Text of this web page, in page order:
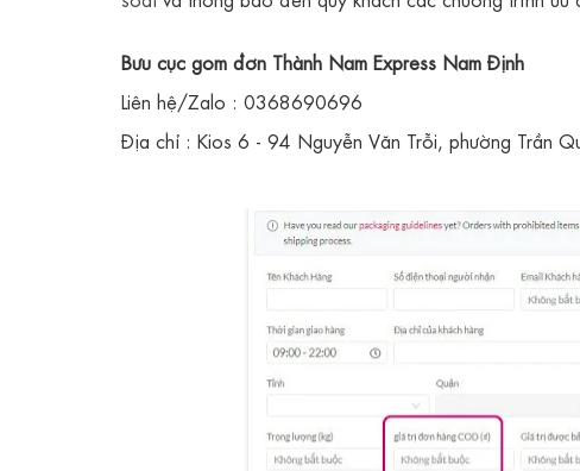
Bưu cục gom đơn Thành Nam Express Nam Định
Liên hệ/Zalo : 0368690696
Địa chỉ : Kios 6 - 94 Nguyễn Văn Trỗi, phường Trần